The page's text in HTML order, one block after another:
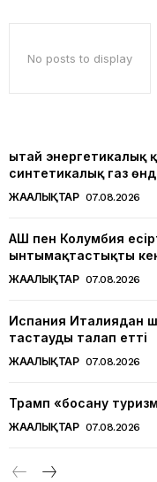
No posts to display
Қытай энергетикалық
синтетикалық газ
ЖАҢАЛЫҚТАР 07.08.2026
АҚШ пен Колумбия
ынтымақтастықты
ЖАҢАЛЫҚТАР 07.08.2026
Испания Италиядан
тастауды талап етті
ЖАҢАЛЫҚТАР 07.08.2026
Трамп «босану
ЖАҢАЛЫҚТАР 07.08.2026